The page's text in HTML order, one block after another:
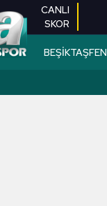
CANLI
SKOR
BEŞİKTAŞ